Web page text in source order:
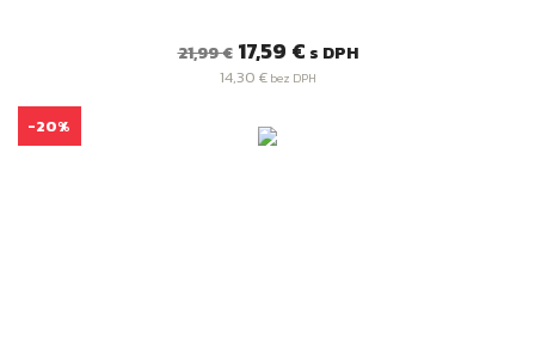
Bežná
cena
21,99 € Cena
17,59 € s DPH
14,30 €bez DPH
-20%